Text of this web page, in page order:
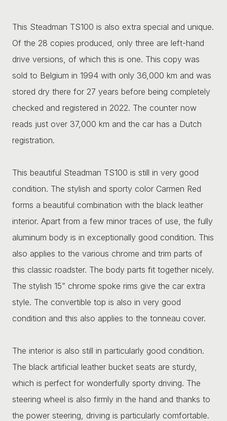
This Steadman TS100 is also extra special and unique.
Of the 28 copies produced, only three are left-hand
drive versions, of which this is one. This copy was
sold to Belgium in 1994 with only 36,000 km and was
stored dry there for 27 years before being completely
checked and registered in 2022. The counter now
reads just over 37,000 km and the car has a Dutch
registration.
This beautiful Steadman TS100 is still in very good
condition. The stylish and sporty color Carmen Red
forms a beautiful combination with the black leather
interior. Apart from a few minor traces of use, the fully
aluminum body is in exceptionally good condition. This
also applies to the various chrome and trim parts of
this classic roadster. The body parts fit together nicely.
The stylish 15” chrome spoke rims give the car extra
style. The convertible top is also in very good
condition and this also applies to the tonneau cover.
The interior is also still in particularly good condition.
The black artificial leather bucket seats are sturdy,
which is perfect for wonderfully sporty driving. The
steering wheel is also firmly in the hand and thanks to
the power steering, driving is particularly comfortable.